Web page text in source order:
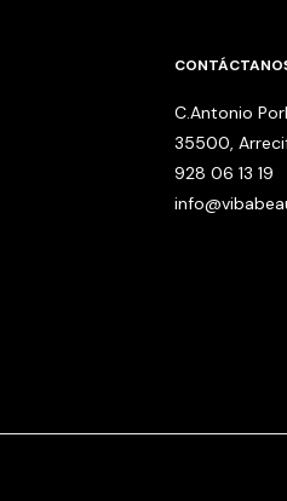
C.Antonio
35500,
928 06 13 19